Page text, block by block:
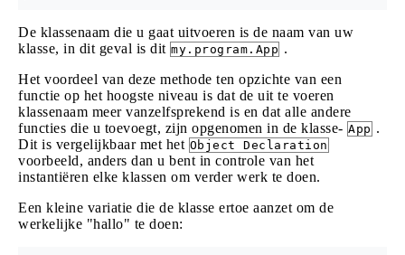
De klassenaam die u gaat uitvoeren is de naam van uw
klasse, in dit geval is dit my.program.App .
Het voordeel van deze methode ten opzichte van een
functie op het hoogste niveau is dat de uit te voeren
klassenaam meer vanzelfsprekend is en dat alle andere
functies die u toevoegt, zijn opgenomen in de klasse- App .
Dit is vergelijkbaar met het Object Declaration
voorbeeld, anders dan u bent in controle van het
instantiëren elke klassen om verder werk te doen.
Een kleine variatie die de klasse ertoe aanzet om de
werkelijke "hallo" te doen: